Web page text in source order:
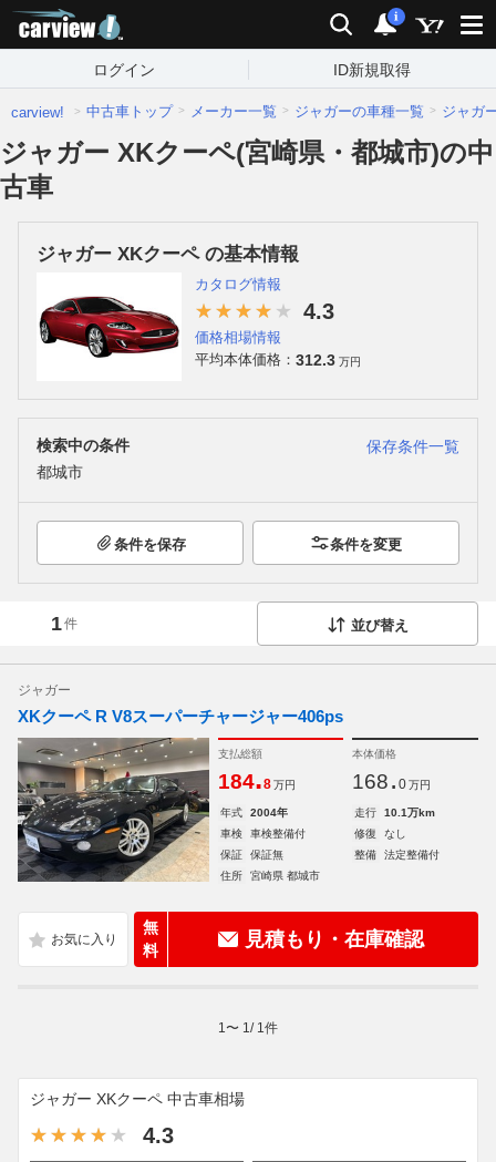
検索 通知
i
ログイン ID新規取得
carview! 中古車トップ メーカー一覧 ジャガーの車種一覧 ジャガ
ジャガー XKクーペ(宮崎県・都城市)の中
古車
ジャガー XKクーペ の基本情報
カタログ情報
4.3
価格相場情報
平均本体価格： 312.3 万円
検索中の条件
保存条件一覧
都城市
条件を保存 条件を変更
1件 並び替え
ジャガー
XKクーペ R V8スーパーチャージャー406ps
支払総額
184.8 万円
本体価格
168. 0 万円
年式 2004年 走行
10.1万km
車検
車検整備付 修復
なし
保証
保証無 整備
法定整備付
住所
宮崎県 都城市
無
料
見積もり・在庫確認
1 〜 1 / 1 件
ジャガー XKクーペ 中古車相場
4.3